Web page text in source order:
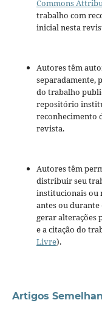
Commons
trabalho com
inicial nesta
Autores têm
separadamente,
do trabalho
repositório
reconhecimento
revista.
Autores têm
distribuir seu
institucionais ou
antes ou
gerar alterações
e a citação do
Livre).
Artigos